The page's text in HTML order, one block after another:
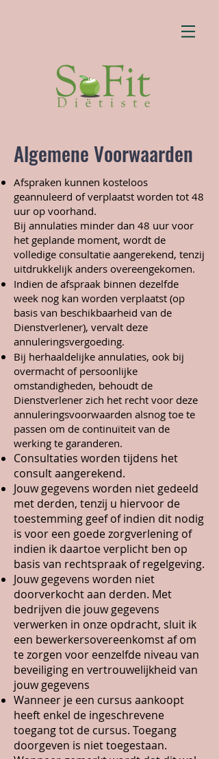
Algemene Voorwaarden
Afspraken kunnen kosteloos
geannuleerd of verplaatst worden tot 48
uur op voorhand.
Bij annulaties minder dan 48 uur voor
het geplande moment, wordt de
volledige consultatie aangerekend, tenzij
uitdrukkelijk anders overeengekomen.
Indien de afspraak binnen dezelfde
week nog kan worden verplaatst (op
basis van beschikbaarheid van de
Dienstverlener), vervalt deze
annuleringsvergoeding.
Bij herhaaldelijke annulaties, ook bij
overmacht of persoonlijke
omstandigheden, behoudt de
Dienstverlener zich het recht voor deze
annuleringsvoorwaarden alsnog toe te
passen om de continuïteit van de
werking te garanderen.
Consultaties worden tijdens het
consult aangerekend.
Jouw gegevens worden niet gedeeld
met derden, tenzij u hiervoor de
toestemming geef of indien dit nodig
is voor een goede zorgverlening of
indien ik daartoe verplicht ben op
basis van rechtspraak of regelgeving.
Jouw gegevens worden niet
doorverkocht aan derden. Met
bedrijven die jouw gegevens
verwerken in onze opdracht, sluit ik
een bewerkersovereenkomst af om
te zorgen voor eenzelfde niveau van
beveiliging en vertrouwelijkheid van
jouw gegevens
Wanneer je een cursus aankoopt
heeft enkel de ingeschrevene
toegang tot de cursus. Toegang
doorgeven is niet toegestaan.